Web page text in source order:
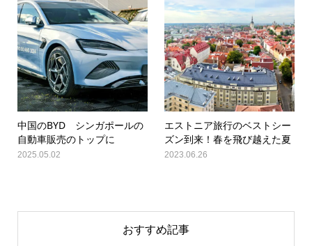
中国のBYD シンガポールの
自動車販売のトップに
2025.05.02
エストニア旅行のベストシー
ズン到来！春を飛び越えた夏
2023.06.26
おすすめ記事